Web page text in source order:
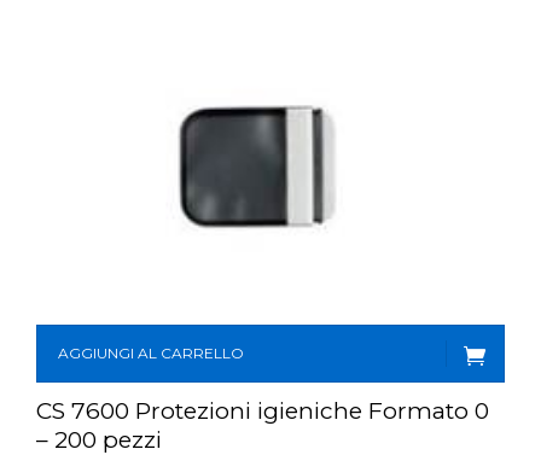
AGGIUNGI AL CARRELLO
CS 7600 Protezioni igieniche Formato 0
– 200 pezzi